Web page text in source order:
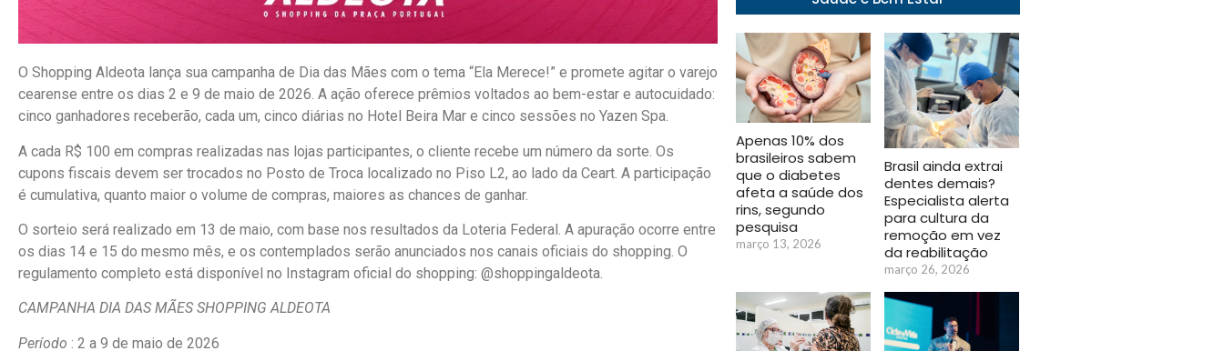
O Shopping Aldeota lança sua campanha de Dia das Mães com o tema “Ela Merece!” e promete agitar o varejo
cearense entre os dias 2 e 9 de maio de 2026. A ação oferece prêmios voltados ao bem-estar e autocuidado:
cinco ganhadores receberão, cada um, cinco diárias no Hotel Beira Mar e cinco sessões no Yazen Spa.
A cada R$ 100 em compras realizadas nas lojas participantes, o cliente recebe um número da sorte. Os
cupons fiscais devem ser trocados no Posto de Troca localizado no Piso L2, ao lado da Ceart. A participação
é cumulativa, quanto maior o volume de compras, maiores as chances de ganhar.
O sorteio será realizado em 13 de maio, com base nos resultados da Loteria Federal. A apuração ocorre entre
os dias 14 e 15 do mesmo mês, e os contemplados serão anunciados nos canais oficiais do shopping. O
regulamento completo está disponível no Instagram oficial do shopping: @shoppingaldeota.
CAMPANHA DIA DAS MÃES SHOPPING ALDEOTA
Período : 2 a 9 de maio de 2026
Apenas 10% dos
brasileiros sabem
que o diabetes
afeta a saúde dos
rins, segundo
pesquisa
março 13, 2026
Brasil ainda extrai
dentes demais?
Especialista alerta
para cultura da
remoção em vez
da reabilitação
março 26, 2026